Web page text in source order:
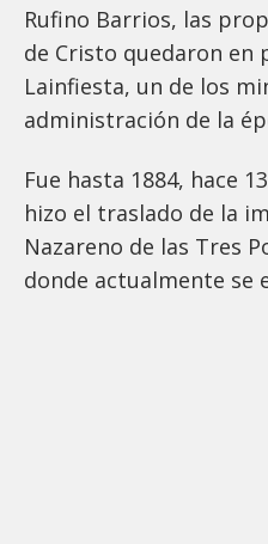
Rufino Barrios, las
de Cristo quedaron en
Lainfiesta, un de los
administración de la
Fue hasta 1884, hace
hizo el traslado de la
Nazareno de las Tres
donde actualmente se